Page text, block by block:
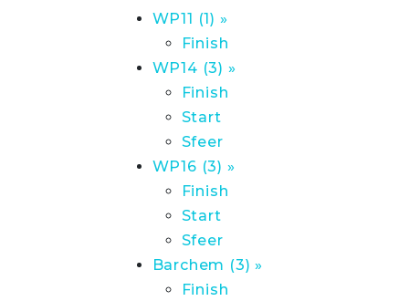
WP11 (1) »
Finish
WP14 (3) »
Finish
Start
Sfeer
WP16 (3) »
Finish
Start
Sfeer
Barchem (3) »
Finish